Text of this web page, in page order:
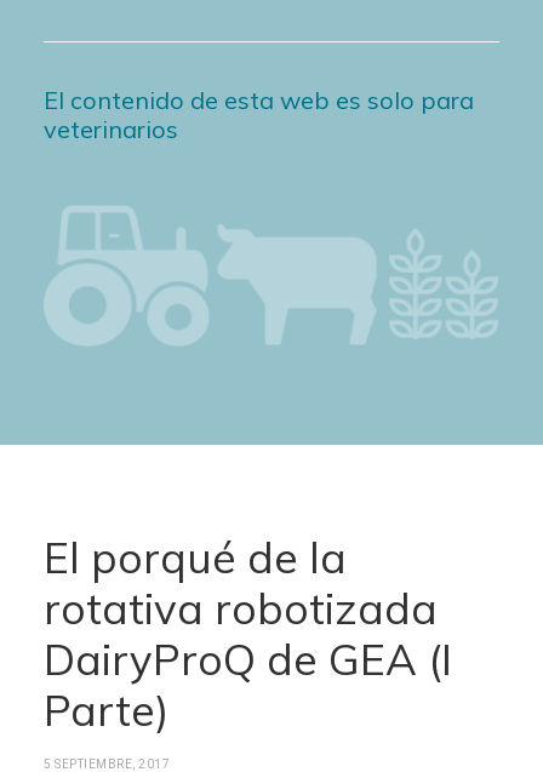
El contenido de esta web es solo para
veterinarios
El porqué de la
rotativa robotizada
DairyProQ de GEA (I
Parte)
5 SEPTIEMBRE, 2017